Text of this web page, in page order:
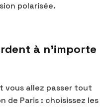
polarisée.
à n'importe
vous allez passer tout
de Paris : choisissez les